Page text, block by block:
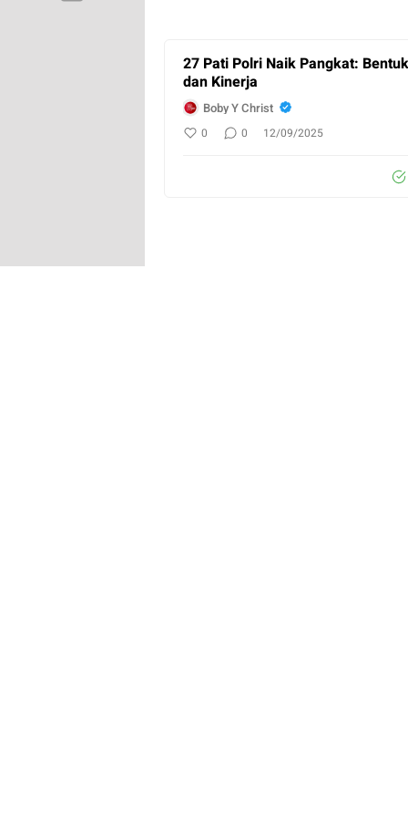
27 Pati Polri Naik Pangkat:
dan Kinerja
Boby Y Christ
0 0 12/09/2025